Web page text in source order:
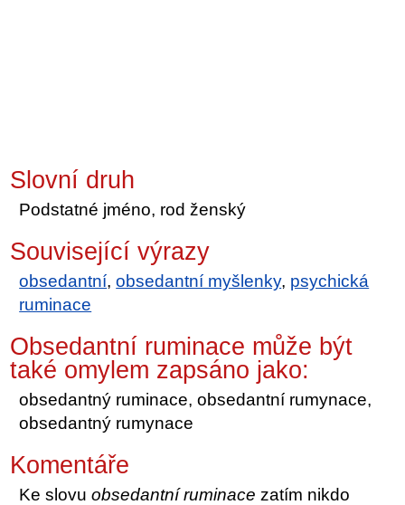
Slovní druh
Podstatné jméno, rod ženský
Související výrazy
obsedantní,obsedantní myšlenky, psychická
ruminace
Obsedantní ruminace může být
také omylem zapsáno jako:
obsedantný ruminace, obsedantní rumynace,
obsedantný rumynace
Komentáře
Ke slovuobsedantní ruminace zatím nikdo